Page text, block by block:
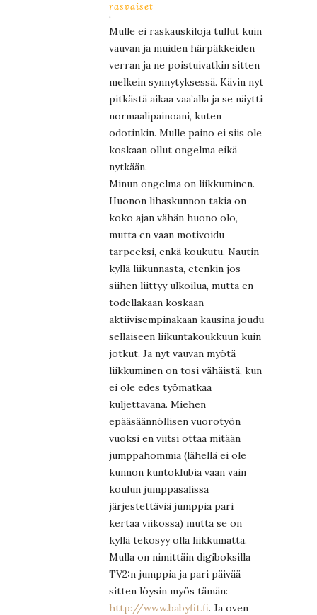
rasvaiset
.
Mulle ei raskauskiloja tullut kuin
vauvan ja muiden härpäkkeiden
verran ja ne poistuivatkin sitten
melkein synnytyksessä. Kävin nyt
pitkästä aikaa vaa’alla ja se näytti
normaalipainoani, kuten
odotinkin. Mulle paino ei siis ole
koskaan ollut ongelma eikä
nytkään.
Minun ongelma on liikkuminen.
Huonon lihaskunnon takia on
koko ajan vähän huono olo,
mutta en vaan motivoidu
tarpeeksi, enkä koukutu. Nautin
kyllä liikunnasta, etenkin jos
siihen liittyy ulkoilua, mutta en
todellakaan koskaan
aktiivisempinakaan kausina joudu
sellaiseen liikuntakoukkuun kuin
jotkut. Ja nyt vauvan myötä
liikkuminen on tosi vähäistä, kun
ei ole edes työmatkaa
kuljettavana. Miehen
epääsäännöllisen vuorotyön
vuoksi en viitsi ottaa mitään
jumppahommia (lähellä ei ole
kunnon kuntoklubia vaan vain
koulun jumppasalissa
järjestettäviä jumppia pari
kertaa viikossa) mutta se on
kyllä tekosyy olla liikkumatta.
Mulla on nimittäin digiboksilla
TV2:n jumppia ja pari päivää
sitten löysin myös tämän:
http://www.babyfit.fi. Ja oven